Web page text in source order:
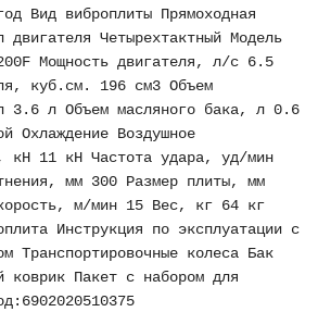
Вид виброплиты Прямоходная
двигателя Четырехтактный Модель
Мощность двигателя, л/с 6.5
куб.см. 196 см3 Объем
3.6 л Объем масляного бака, л 0.6
Охлаждение Воздушное
кН 11 кН Частота удара, уд/мин
мм 300 Размер плиты, мм
м/мин 15 Вес, кг 64 кг
Инструкция по эксплуатации с
Транспортировочные колеса Бак
коврик Пакет с набором для